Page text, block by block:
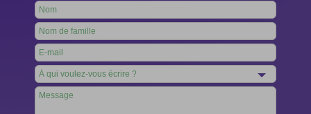
Leave
this
field
blank